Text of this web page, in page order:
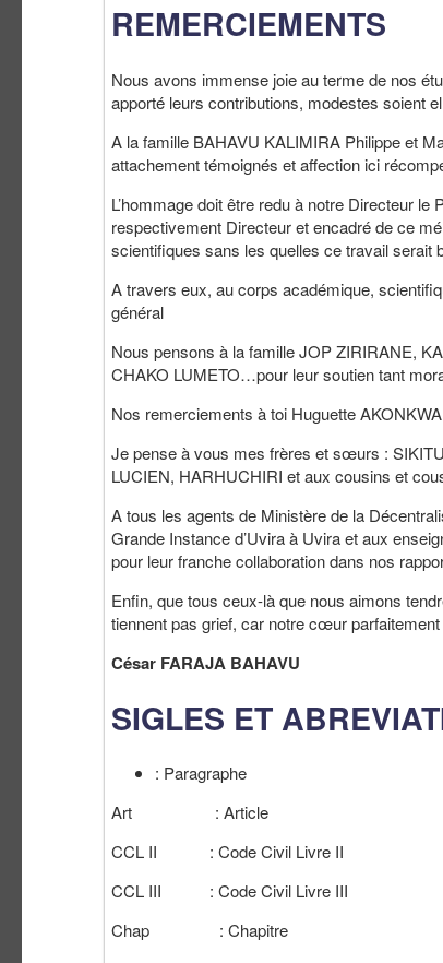
REMERCIEMENTS
Nous avons immense joie au terme de nos
apporté leurs contributions, modestes soient
A la famille BAHAVU KALIMIRA Philippe et
attachement témoignés et affection ici
L’hommage doit être redu à notre Directeur
respectivement Directeur et encadré de ce
scientifiques sans les quelles ce travail serait
A travers eux, au corps académique,
général
Nous pensons à la famille JOP ZIRIRANE,
CHAKO LUMETO…pour leur soutien tant
Nos remerciements à toi Huguette
Je pense à vous mes frères et sœurs :
LUCIEN, HARHUCHIRI et aux cousins et
A tous les agents de Ministère de la
Grande Instance d’Uvira à Uvira et aux
pour leur franche collaboration dans nos
Enfin, que tous ceux-là que nous aimons
tiennent pas grief, car notre cœur
César FARAJA BAHAVU
SIGLES ET
: Paragraphe
Art : Article
CCL II : Code Civil Livre II
CCL III : Code Civil Livre III
Chap : Chapitre